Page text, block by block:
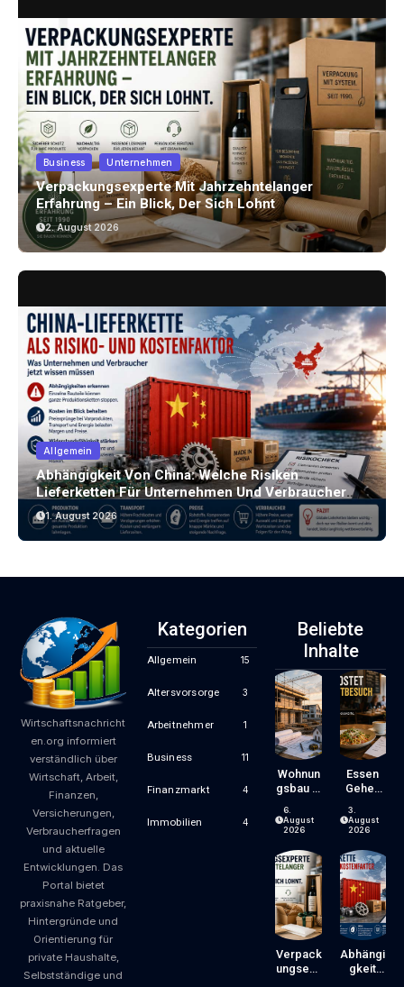
Business Unternehmen
Verpackungsexperte Mit Jahrzehntelanger
Erfahrung – Ein Blick, Der Sich Lohnt
2. August 2026
Allgemein
Abhängigkeit Von China: Welche Risiken
Lieferketten Für Unternehmen Und Verbraucher
Bergen
1. August 2026
Wirtschaftsnachricht
en.org informiert
verständlich über
Wirtschaft, Arbeit,
Finanzen,
Versicherungen,
Verbraucherfragen
und aktuelle
Entwicklungen. Das
Portal bietet
praxisnahe Ratgeber,
Hintergründe und
Orientierung für
private Haushalte,
Selbstständige und
Kategorien
Allgemein 15
Altersvorsorge 3
Arbeitnehmer 1
Business 11
Finanzmarkt 4
Immobilien 4
Beliebte
Inhalte
Wohnun
Gsbau In
Krise:
Worauf
En Und
Käufer
Bei
Kosten,
Finanzie
Rung
Zeitplan
Achten
6.
August
2026
Essen
Gehen
Zum
Luxus?
Gastron
Omiepre
Ise
Entsteh
En Und
Worauf
Gäste
Achten
Können
3.
August
2026
Verpack
Ungsexp
Abhängi
Gkeit